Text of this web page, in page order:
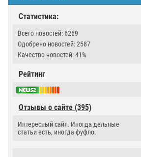
Статистика:
Всего новостей: 6269
Одобрено новостей: 2587
Качество новостей: 41%
Рейтинг
Отзывы о сайте (395)
Интересный сайт. Иногда дельные
статьи есть, иногда фуфло.